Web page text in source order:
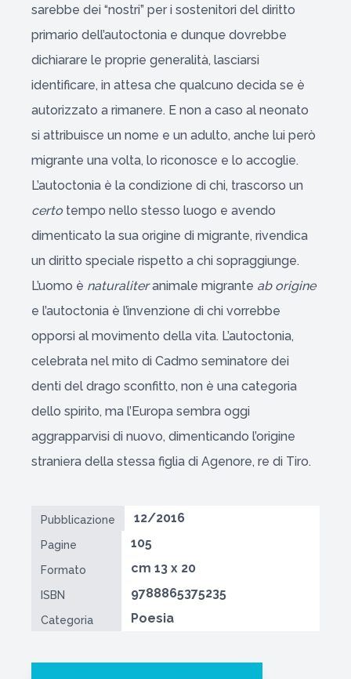
sarebbe dei “nostri” per i sostenitori del diritto
primario dell’autoctonia e dunque dovrebbe
dichiarare le proprie generalità, lasciarsi
identificare, in attesa che qualcuno decida se è
autorizzato a rimanere. E non a caso al neonato
si attribuisce un nome e un adulto, anche lui però
migrante una volta, lo riconosce e lo accoglie.
L’autoctonia è la condizione di chi, trascorso un
certo tempo nello stesso luogo e avendo
dimenticato la sua origine di migrante, rivendica
un diritto speciale rispetto a chi sopraggiunge.
L’uomo è naturaliteranimale migrante ab origine
e l’autoctonia è l’invenzione di chi vorrebbe
opporsi al movimento della vita. L’autoctonia,
celebrata nel mito di Cadmo seminatore dei
denti del drago sconfitto, non è una categoria
dello spirito, ma l’Europa sembra oggi
aggrapparvisi di nuovo, dimenticando l’origine
straniera della stessa figlia di Agenore, re di Tiro.
Pubblicazione 12/2016
Pagine 105
Formato cm 13 x 20
ISBN 9788865375235
Categoria Poesia